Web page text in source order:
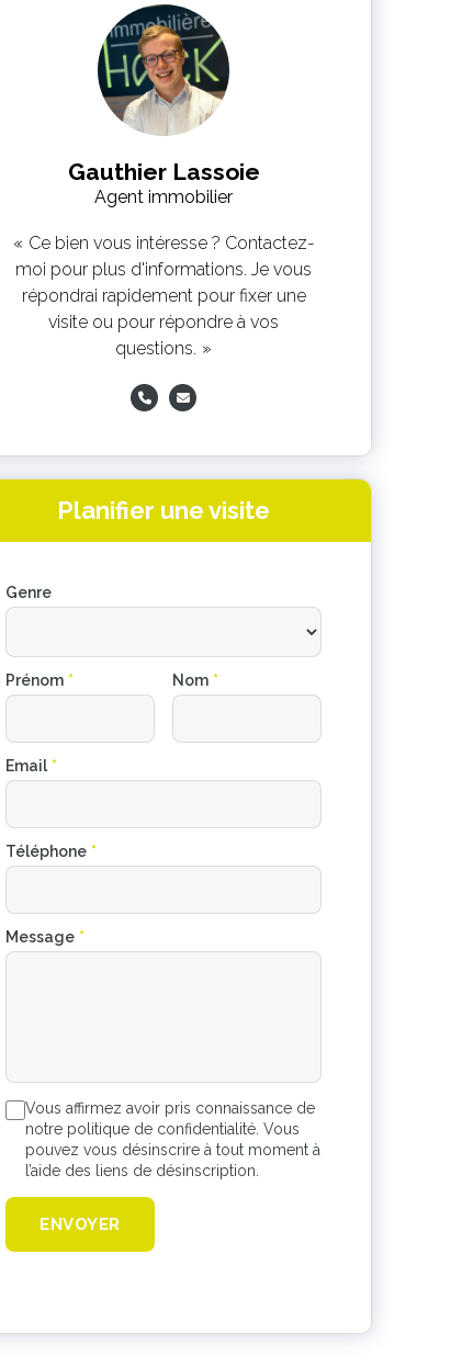
Gauthier Lassoie
Agent immobilier
Ce bien vous intéresse ? Contactez-
moi pour plus d'informations. Je vous
répondrai rapidement pour fixer une
visite ou pour répondre à vos
questions.
Planifier une visite
Genre
Prénom * Nom *
Email *
Téléphone *
Message *
Vous affirmez avoir pris connaissance de
notre politique de confidentialité. Vous
pouvez vous désinscrire à tout moment à
l’aide des liens de désinscription.
ENVOYER